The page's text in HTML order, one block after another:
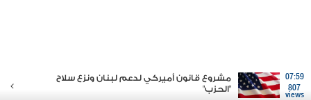
07:59
807
views
مشروع قانون أميركي لدعم لبنان ونزع سلاح
"الحزب"